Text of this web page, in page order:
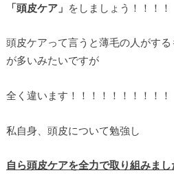
「頭皮ケア」 をしましょう！！！！
頭皮ケアって言うと薄毛の人がす
が多いみたいですが
全く違います！！！！！！！！！！
私自身、頭皮について勉強し
自ら頭皮ケアを全力で取り組みまし